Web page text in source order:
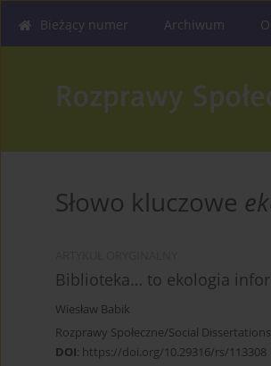
Bieżący numer Archiwum
Słowo kluczowe
Biblioteka… to ekologia
Wiesław Babik
Rozprawy Społeczne/Social
DOI: https://doi.org/10.29316/rs/113308